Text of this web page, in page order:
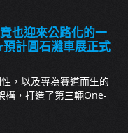
也迎來公路化的一
計圓石灘車展正式
，以及專為賽道而生的
構，打造了第三輛One-